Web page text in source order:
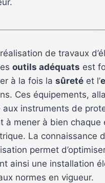
de travaux
outils adéquats est
à la fois la sûretéet l’
Ces équipements,
aux instruments de
à mener à bien chaque
La connaissance
permet
ainsi une installation
normes en vigueur.